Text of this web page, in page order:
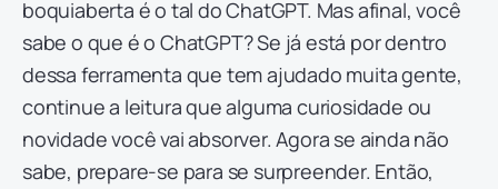
boquiaberta é o tal do ChatGPT. Mas afinal, você
sabe o que é o ChatGPT? Se já está por dentro
dessa ferramenta que tem ajudado muita gente,
continue a leitura que alguma curiosidade ou
novidade você vai absorver. Agora se ainda não
sabe, prepare-se para se surpreender. Então,